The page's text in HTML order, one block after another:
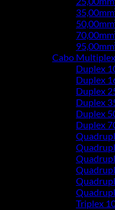
Cabo
Duplex
Duplex
Duplex
Duplex
Duplex
Duplex
Triplex